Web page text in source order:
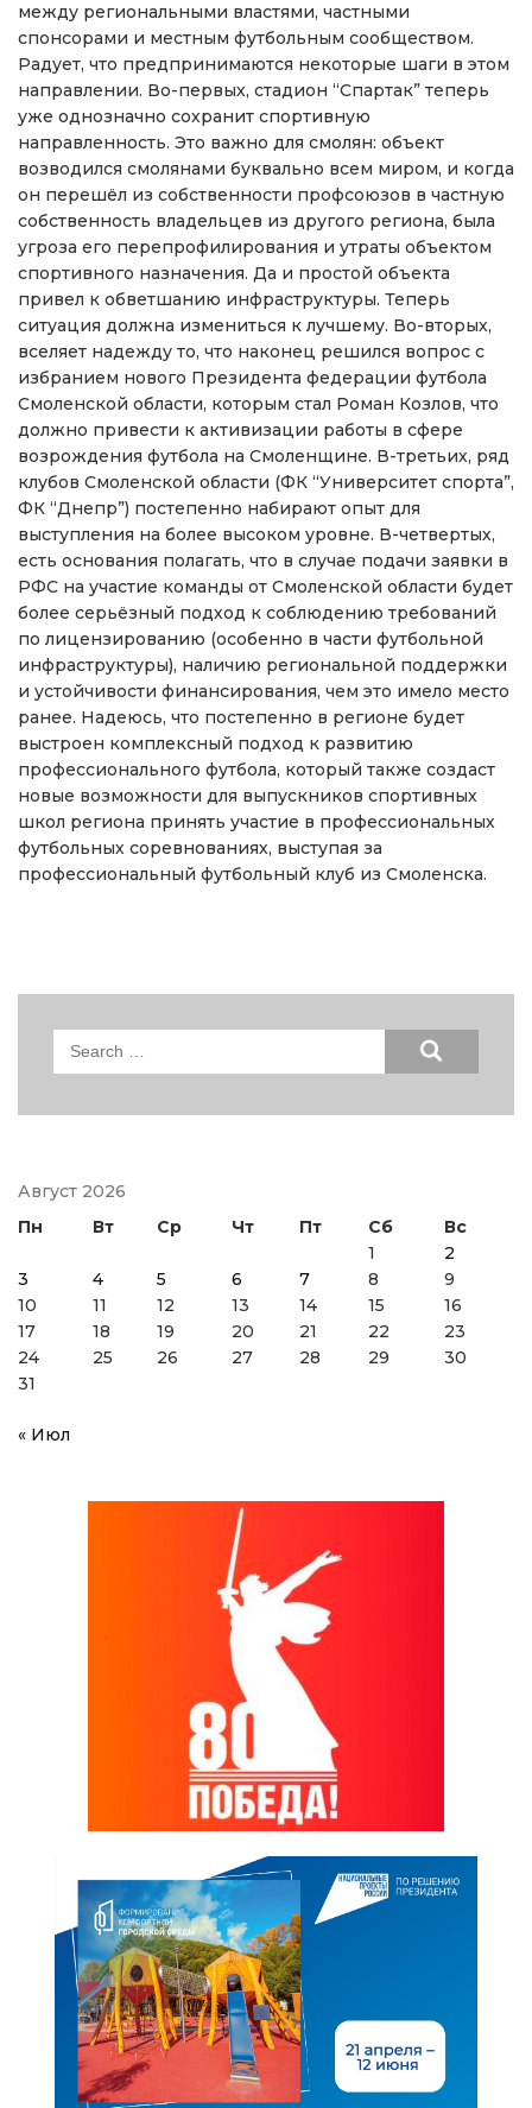
между региональными властями, частными
спонсорами и местным футбольным сообществом.
Радует, что предпринимаются некоторые шаги в этом
направлении. Во-первых, стадион “Спартак” теперь
уже однозначно сохранит спортивную
направленность. Это важно для смолян: объект
возводился смолянами буквально всем миром, и когда
он перешёл из собственности профсоюзов в частную
собственность владельцев из другого региона, была
угроза его перепрофилирования и утраты объектом
спортивного назначения. Да и простой объекта
привел к обветшанию инфраструктуры. Теперь
ситуация должна измениться к лучшему. Во-вторых,
вселяет надежду то, что наконец решился вопрос с
избранием нового Президента федерации футбола
Смоленской области, которым стал Роман Козлов, что
должно привести к активизации работы в сфере
возрождения футбола на Смоленщине. В-третьих, ряд
клубов Смоленской области (ФК “Университет спорта”,
ФК “Днепр”) постепенно набирают опыт для
выступления на более высоком уровне. В-четвертых,
есть основания полагать, что в случае подачи заявки в
РФС на участие команды от Смоленской области будет
более серьёзный подход к соблюдению требований
по лицензированию (особенно в части футбольной
инфраструктуры), наличию региональной поддержки
и устойчивости финансирования, чем это имело место
ранее. Надеюсь, что постепенно в регионе будет
выстроен комплексный подход к развитию
профессионального футбола, который также создаст
новые возможности для выпускников спортивных
школ региона принять участие в профессиональных
футбольных соревнованиях, выступая за
профессиональный футбольный клуб из Смоленска.
Search
Август 2026
Пн
Вт Ср Чт Пт Сб
Вс
1
2
3
4 5 6 7 8
9
10
11 12 13 14 15
16
17
18 19 20 21 22
23
24
25 26 27 28 29
30
31
« Июл